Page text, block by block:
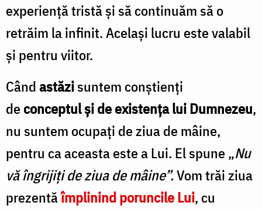
experiență tristă și să continuăm să o
retrăim la infinit. Același lucru este valabil
și pentru viitor.
Cândastăzisuntem conștienți
deconceptul și de existența lui Dumnezeu,
nu suntem ocupați de ziua de mâine,
pentru ca aceasta este a Lui. El spune „Nu
vă îngrijiți de ziua de mâine”.Vom trăi ziua
prezentăîmplinind poruncile Lui, cu